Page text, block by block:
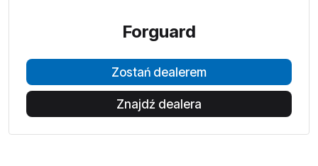
Forguard
Zostań dealerem
Znajdź dealera